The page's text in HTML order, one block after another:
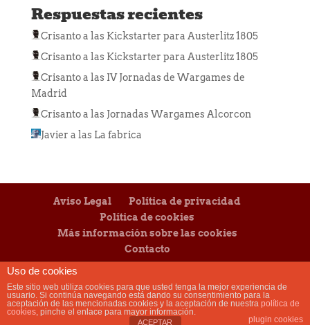
Respuestas recientes
Crisantoa las Kickstarter para Austerlitz 1805
Crisantoa las Kickstarter para Austerlitz 1805
Crisantoa las IV Jornadas de Wargames de
Madrid
Crisantoa las Jornadas Wargames Alcorcon
Javier a las La fabrica
Aviso Legal
Política de privacidad
Política de cookies
Más información sobre las cookies
Contacto
Diseñado y desarrollado por
Uso de cookies
Este sitio web utiliza cookies para que usted tenga la mejor experiencia de
usuario. Si continúa navegando está dando su consentimiento para la
aceptación de las mencionadas cookies y la aceptación de nuestra política de
cookies, pinche el enlace para mayor información.
plugin cookies
ACEPTAR